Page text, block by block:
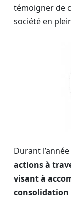
témoigner de
société en
Durant l’année
actions à
visant à
consolidation